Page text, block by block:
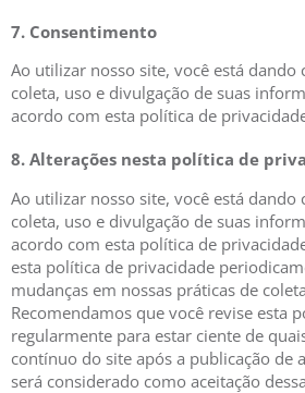
7. Consentimento
Ao utilizar nosso site, você está dando
coleta, uso e divulgação de suas
acordo com esta política de
8. Alterações nesta política de
Ao utilizar nosso site, você está dando
coleta, uso e divulgação de suas
acordo com esta política de
esta política de privacidade
mudanças em nossas práticas de
Recomendamos que você revise esta
regularmente para estar ciente de
contínuo do site após a publicação de
será considerado como aceitação